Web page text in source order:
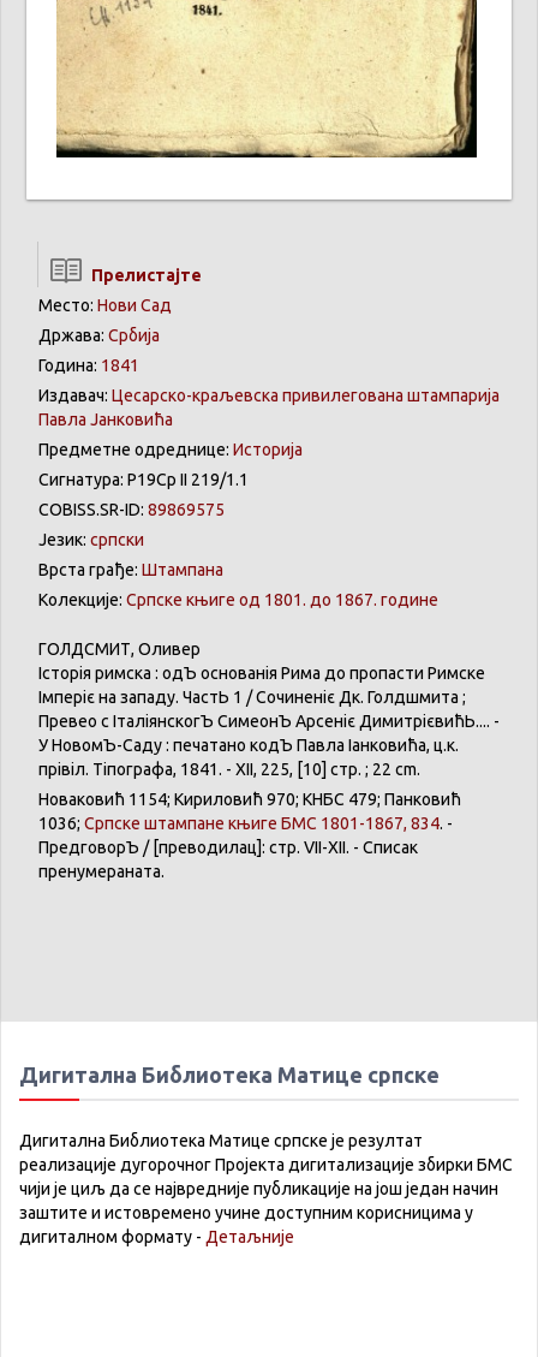
Прелистајте
Место: Нови Сад
Држава: Србија
Година: 1841
Издавач: Цесарско-краљевска привилегована штампарија
Павла Јанковића
Предметне одреднице: Историја
Сигнатура: Р19Ср II 219/1.1
COBISS.SR-ID: 89869575
Језик: српски
Врста грађе: Штампана
Колекције: Српске књиге од 1801. до 1867. године
ГОЛДСМИТ, Оливер
Історія римска : одЪ основанія Рима до пропасти Римске
Імперієна западу. ЧастЬ 1 /Сочиненіє Дк. Голдшмита ;
Превео с ІталіянскогЪ СимеонЪ Арсеніє ДимитрієвићЬ.... -
УНовомЪ-Саду: печатано кодЪ Павла Іанковића, ц.к.
прівіл. Тіпографа, 1841. - XII, 225, [10] стр. ; 22 cm.
Новаковић 1154; Кириловић 970; КНБС 479; Панковић
1036; Српске штампане књиге БМС 1801-1867, 834. -
ПредговорЪ / [преводилац]: стр. VII-XII. - Списак
пренумераната.
Дигитална Библиотека Матице српске
Дигитална Библиотека Матице српске је резултат
реализације дугорочног Пројекта дигитализације збирки БМС
чији је циљ да се највредније публикације на још један начин
заштите и истовремено учине доступним корисницима у
дигиталном формату - Детаљније